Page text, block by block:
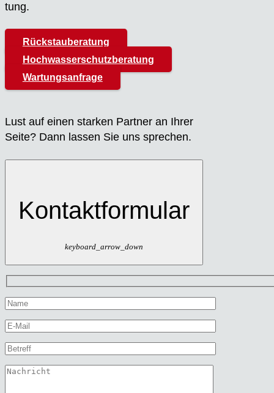
tung.
Rückstauberatung
Hochwasserschutzberatung
Wartungsanfrage
Lust auf einen star­ken Part­ner an Ihrer
Sei­te? Dann las­sen Sie uns spre­chen.
Kontaktformular
keyboard_arrow_down